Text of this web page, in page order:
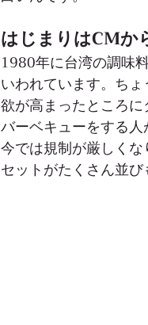
はじまりはCMか
1980年に台湾の調味
いわれています。ち
欲が高まったところ
バーベキューをする人
今では規制が厳しく
セットがたくさん並